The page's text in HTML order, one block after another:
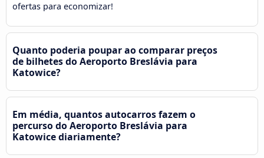
ofertas para economizar!
Quanto poderia poupar ao comparar preços
de bilhetes do Aeroporto Breslávia para
Katowice?
Em média, quantos autocarros fazem o
percurso do Aeroporto Breslávia para
Katowice diariamente?